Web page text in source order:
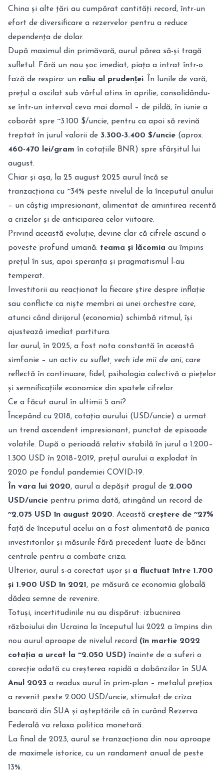
China și alte țări au cumpărat cantități record, într-un
efort de diversificare a rezervelor pentru a reduce
dependența de dolar.
După maximul din primăvară, aurul părea să-și tragă
sufletul. Fără un nou șoc imediat, piața a intrat într-o
fază de respiro: un raliu al prudenței. În lunile de vară,
prețul a oscilat sub vârful atins în aprilie, consolidându-
se într-un interval ceva mai domol – de pildă, în iunie a
coborât spre ~3.100 $/uncie, pentru ca apoi să revină
treptat în jurul valorii de 3.300-3.400 $/uncie (aprox.
460-470 lei/gram în cotațiile BNR) spre sfârșitul lui
august.
Chiar și așa, la 25 august 2025 aurul încă se
tranzacționa cu ~34% peste nivelul de la începutul anului
– un câștig impresionant, alimentat de amintirea recentă
a crizelor și de anticiparea celor viitoare.
Privind această evoluție, devine clar că cifrele ascund o
poveste profund umană: teama și lăcomia au împins
prețul în sus, apoi speranța și pragmatismul l-au
temperat.
Investitorii au reacționat la fiecare știre despre inflație
sau conflicte ca niște membri ai unei orchestre care,
atunci când dirijorul (economia) schimbă ritmul, își
ajustează imediat partitura.
Iar aurul, în 2025, a fost nota constantă în această
simfonie – un activ cu suflet, vech ide mii de ani, care
reflectă în continuare, fidel, psihologia colectivă a piețelor
și semnificațiile economice din spatele cifrelor.
Ce a făcut aurul în ultimii 5 ani?
Începând cu 2018, cotația aurului (USD/uncie) a urmat
un trend ascendent impresionant, punctat de episoade
volatile. După o perioadă relativ stabilă în jurul a 1.200–
1.300 USD în 2018–2019, prețul aurului a explodat în
2020 pe fondul pandemiei COVID-19.
În vara lui 2020, aurul a depășit pragul de 2.000
USD/uncie pentru prima dată, atingând un record de
~2.075 USD în august 2020. Această creștere de ~27%
față de începutul acelui an a fost alimentată de panica
investitorilor și măsurile fără precedent luate de bănci
centrale pentru a combate criza.
Ulterior, aurul s-a corectat ușor și a fluctuat între 1.700
și 1.900 USD în 2021, pe măsură ce economia globală
dădea semne de revenire.
Totuși, incertitudinile nu au dispărut: izbucnirea
războiului din Ucraina la începutul lui 2022 a împins din
nou aurul aproape de nivelul record (în martie 2022
cotația a urcat la ~2.050 USD) înainte de a suferi o
corecție odată cu creșterea rapidă a dobânzilor în SUA.
Anul 2023 a readus aurul în prim-plan – metalul prețios
a revenit peste 2.000 USD/uncie, stimulat de criza
bancară din SUA și așteptările că în curând Rezerva
Federală va relaxa politica monetară.
La final de 2023, aurul se tranzacționa din nou aproape
de maximele istorice, cu un randament anual de peste
13%.